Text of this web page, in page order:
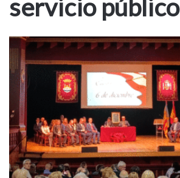
servicio público